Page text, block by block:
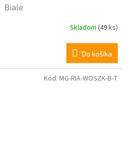
Biale
Skladom (49 ks)
Do košíka
Kód: MG-RIA-WOSZK-B-T